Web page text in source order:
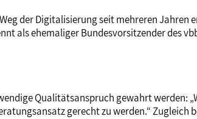
der Digitalisierung seit mehreren Jahren
als ehemaliger Bundesvorsitzender des
Qualitätsanspruch gewahrt werden:
gerecht zu werden.“ Zugleich